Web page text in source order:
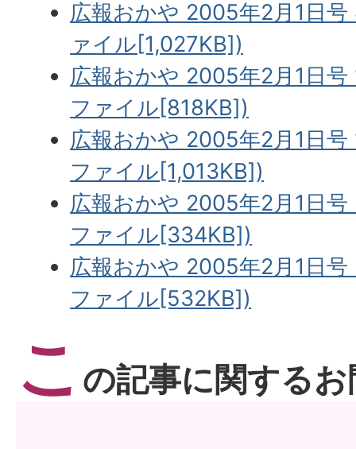
広報おかや 2005年2月1日
ァイル[1,027KB])
広報おかや 2005年2月1日
ファイル[818KB])
広報おかや 2005年2月1日
ファイル[1,013KB])
広報おかや 2005年2月1日
ファイル[334KB])
広報おかや 2005年2月1日
ファイル[532KB])
こ の記事に関する